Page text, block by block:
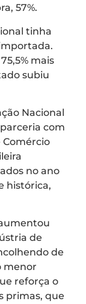
57%.
tinha
mais
subiu
Nacional
com
Comércio
no ano
histórica,
de
de
menor
reforça o
primas, que